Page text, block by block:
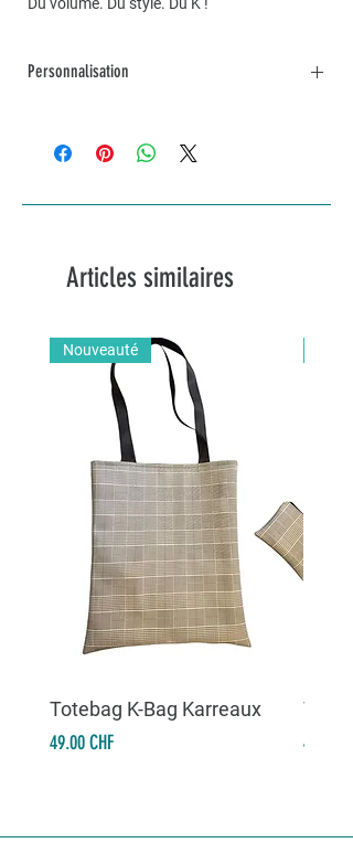
Du volume. Du style. Du K !
Personnalisation
et sur mesure, n’hésitez pas à me contacter
par mail à info@lakvernedekro.ch
Articles similaires
Nouveauté
Totebag K-Bag Karreaux
Prix
49.00 CHF Prix
49.00